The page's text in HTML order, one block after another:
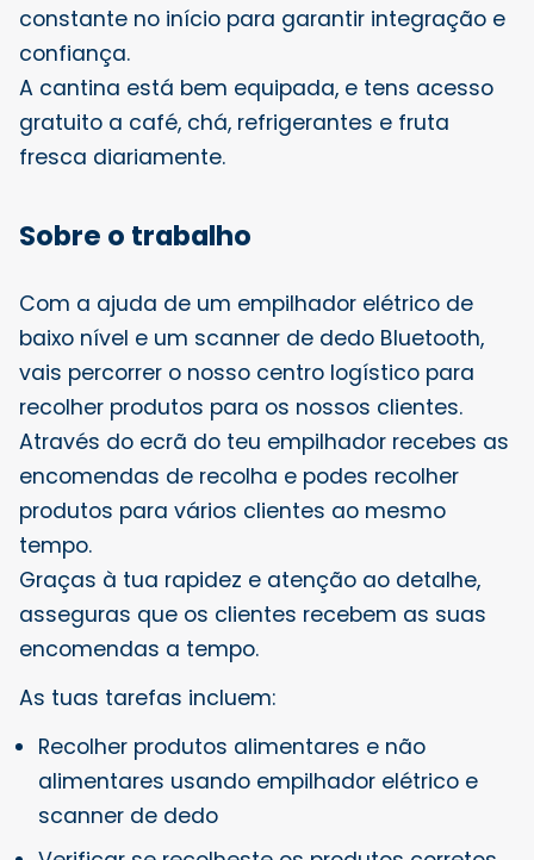
constante no início para garantir integração e
confiança.
A cantina está bem equipada, e tens acesso
gratuito a café, chá, refrigerantes e fruta
fresca diariamente.
Sobre o trabalho
Com a ajuda de um empilhador elétrico de
baixo nível e um scanner de dedo Bluetooth,
vais percorrer o nosso centro logístico para
recolher produtos para os nossos clientes.
Através do ecrã do teu empilhador recebes as
encomendas de recolha e podes recolher
produtos para vários clientes ao mesmo
tempo.
Graças à tua rapidez e atenção ao detalhe,
asseguras que os clientes recebem as suas
encomendas a tempo.
As tuas tarefas incluem:
Recolher produtos alimentares e não
alimentares usando empilhador elétrico e
scanner de dedo